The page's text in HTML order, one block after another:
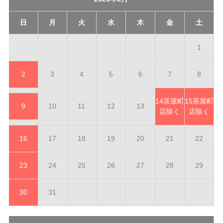
日 月 火 水 木 金 土
1
2 3 4 5 6 7 8
9 10 11 12 13
14茶屋町
店除く
15茶屋町
店除く
16 17 18 19 20 21 22
23 24 25 26 27 28 29
30 31